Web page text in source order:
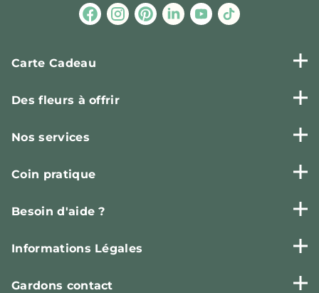
Carte Cadeau
Des fleurs à offrir
Nos services
Coin pratique
Besoin d'aide ?
Informations Légales
Gardons contact